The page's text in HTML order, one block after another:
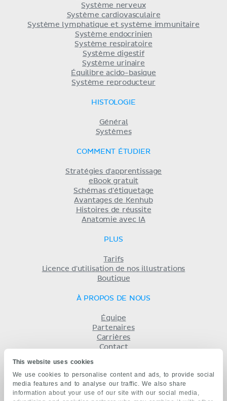
This website uses cookies
We use cookies to personalise content and ads, to provide social
media features and to analyse our traffic. We also share
information about your use of our site with our social media,
Système nerveux
Système cardiovasculaire
Système lymphatique et système immunitaire
Système endocrinien
Système respiratoire
Système digestif
Système urinaire
Équilibre acido-basique
Système reproducteur
HISTOLOGIE
Général
Systèmes
COMMENT ÉTUDIER
Stratégies d'apprentissage
eBook gratuit
Schémas d'étiquetage
Avantages de Kenhub
Histoires de réussite
Anatomie avec IA
PLUS
Tarifs
Licence d'utilisation de nos illustrations
Boutique
À PROPOS DE NOUS
Équipe
Partenaires
Carrières
Contact
Politique de confidentialité
KENHUB EN...